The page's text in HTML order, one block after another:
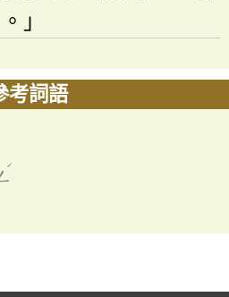
」
考詞語
ˊ